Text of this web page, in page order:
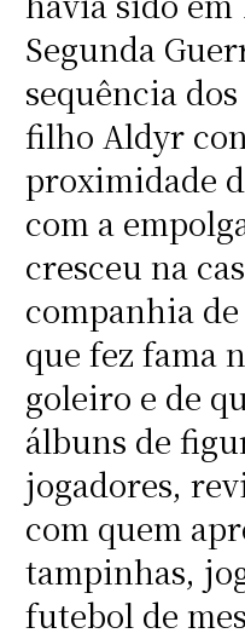
Segunda
sequência
filho Aldyr
proximidade
com a
cresceu na
companhia
que fez fama
goleiro e de
álbuns de
jogadores,
com quem
tampinhas,
futebol de